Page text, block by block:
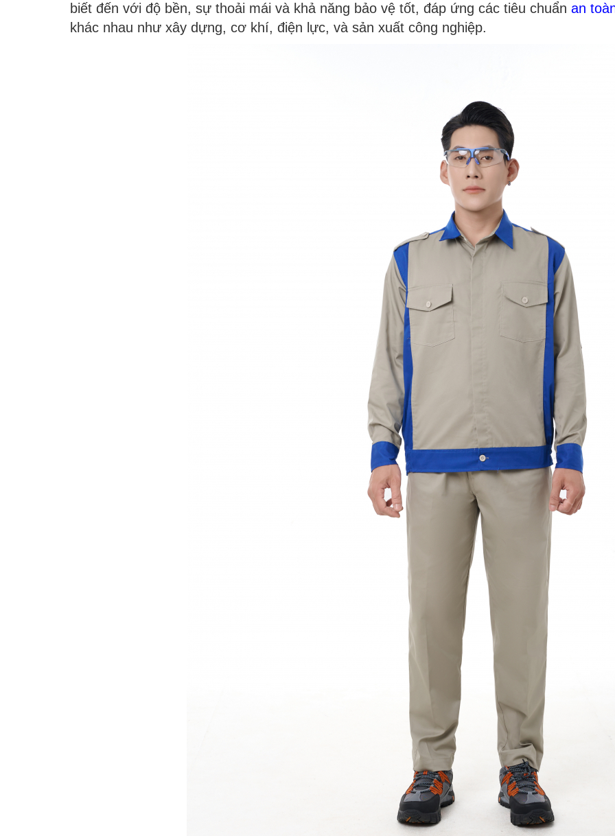
biết đến với độ bền, sự thoải mái và khả năng bảo vệ tốt, đáp ứng các tiêu chuẩn an
khác nhau như xây dựng, cơ khí, điện lực, và sản xuất công nghiệp.